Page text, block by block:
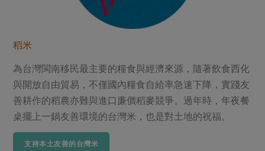
稻米
為台灣閩南移民最主要的糧食與經濟來源，隨著飲食西化
與開放自由貿易，不僅國內糧食自給率急速下降，實踐友
善耕作的稻農亦難與進口廉價稻麥競爭。過年時，年夜餐
桌擺上一鍋友善環境的台灣米，也是對土地的祝福。
支持本土友善的台灣米